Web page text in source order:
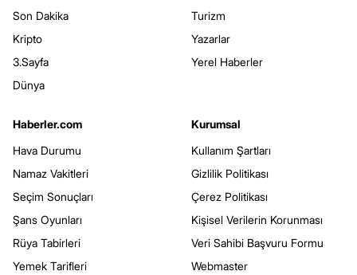
Son Dakika
Kripto
3.Sayfa
Dünya
Turizm
Yazarlar
Yerel Haberler
Haberler.com
Hava Durumu
Namaz Vakitleri
Seçim Sonuçları
Şans Oyunları
Rüya Tabirleri
Yemek Tarifleri
Kurumsal
Kullanım Şartları
Gizlilik Politikası
Çerez Politikası
Kişisel Verilerin Korunması
Veri Sahibi Başvuru Formu
Webmaster